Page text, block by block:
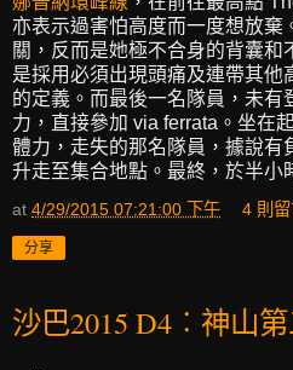
亦表示過害怕高度而一度想放棄
關，反而是她極不合身的背囊
是採用必須出現頭痛及連帶其他
的定義。而最後一名隊員，未有
力，直接參加 via ferrata。坐在
體力，走失的那名隊員，據說有
升走至集合地點。最終，於半小
at 4/29/2015 07:21:00 下午 4 則
分享
沙巴2015 D4︰神山